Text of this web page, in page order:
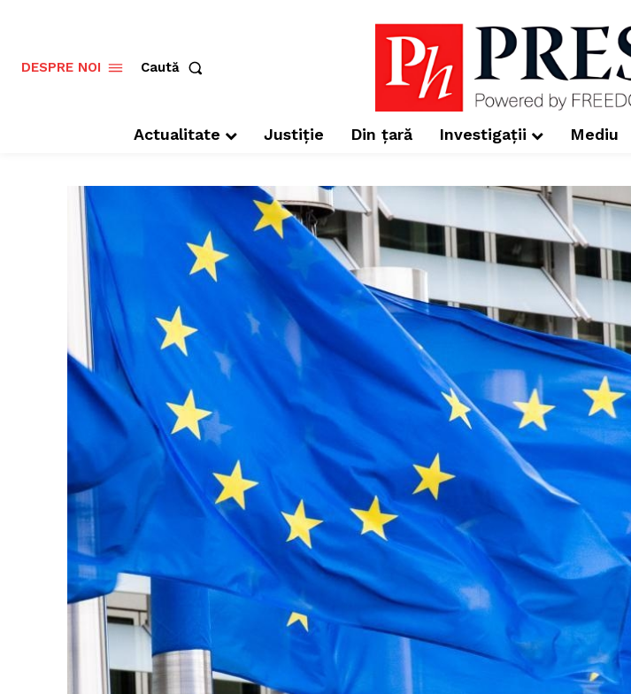
DESPRE NOI Caută
Actualitate Justiție Din țară Investigații Mediu